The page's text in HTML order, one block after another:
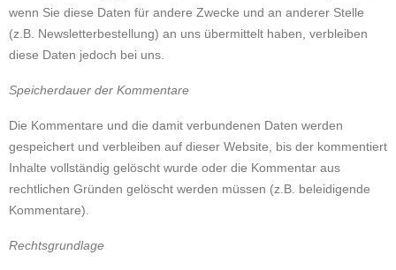
wenn Sie diese Daten für andere Zwecke und an anderer Stelle
(z.B. Newsletterbestellung) an uns übermittelt haben, verbleiben
diese Daten jedoch bei uns.
Speicherdauer der Kommentare
Die Kommentare und die damit verbundenen Daten werden
gespeichert und verbleiben auf dieser Website, bis der kommentiert
Inhalte vollständig gelöscht wurde oder die Kommentar aus
rechtlichen Gründen gelöscht werden müssen (z.B. beleidigende
Kommentare).
Rechtsgrundlage